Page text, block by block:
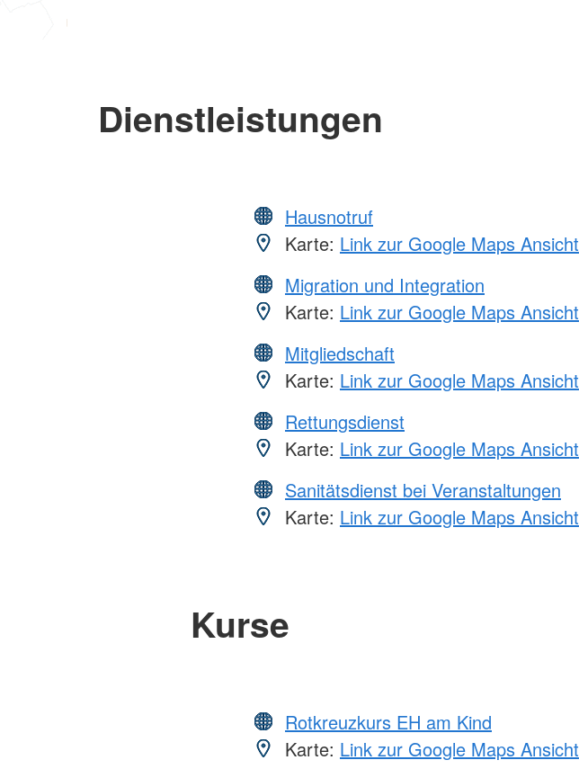
Dienstleistungen
Hausnotruf
Karte: Link zur Google Maps Ansicht
Migration und Integration
Karte: Link zur Google Maps Ansicht
Mitgliedschaft
Karte: Link zur Google Maps Ansicht
Rettungsdienst
Karte: Link zur Google Maps Ansicht
Sanitätsdienst bei Veranstaltungen
Karte: Link zur Google Maps Ansicht
Kurse
Rotkreuzkurs EH am Kind
Karte: Link zur Google Maps Ansicht